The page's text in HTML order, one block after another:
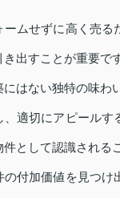
ームせずに高く売る
出すことが重要です
はない独特の味わ
、適切にアピールす
として認識される
の付加価値を見つけ